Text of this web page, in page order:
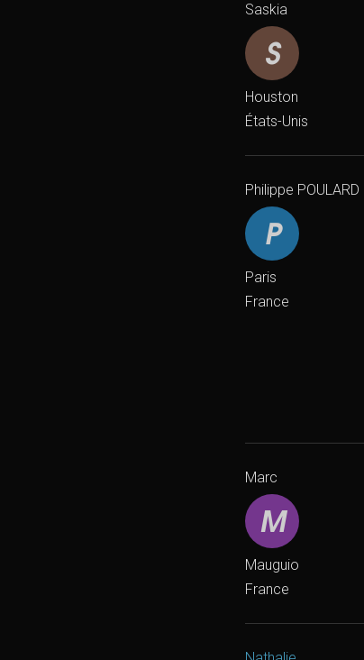
Saskia
Houston
États-Unis
Philippe POULARD
Paris
France
Marc
Mauguio
France